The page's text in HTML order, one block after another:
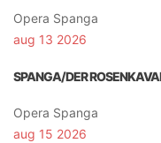
Opera Spanga
aug 13 2026
SPANGA/DER
Opera Spanga
aug 15 2026